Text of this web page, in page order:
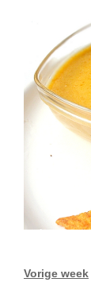
Vorige week